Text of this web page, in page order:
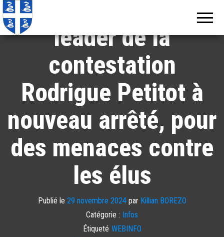
leader de la
contestation
Rodrigue Petitot à
nouveau arrêté, pour
des menaces contre
les élus
Publié le 29 novembre 2024par Killian BOREZO
Catégorie : Infos
Étiqueté WEBINFO